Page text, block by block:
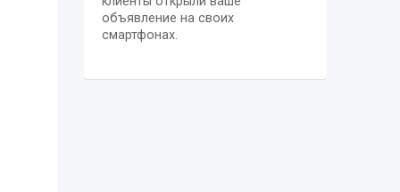
объявление на своих
смартфонах.